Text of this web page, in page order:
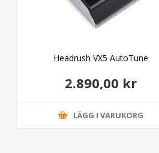
Headrush VX5 AutoTune
2.890,00 kr
LÄGG I VARUKORG